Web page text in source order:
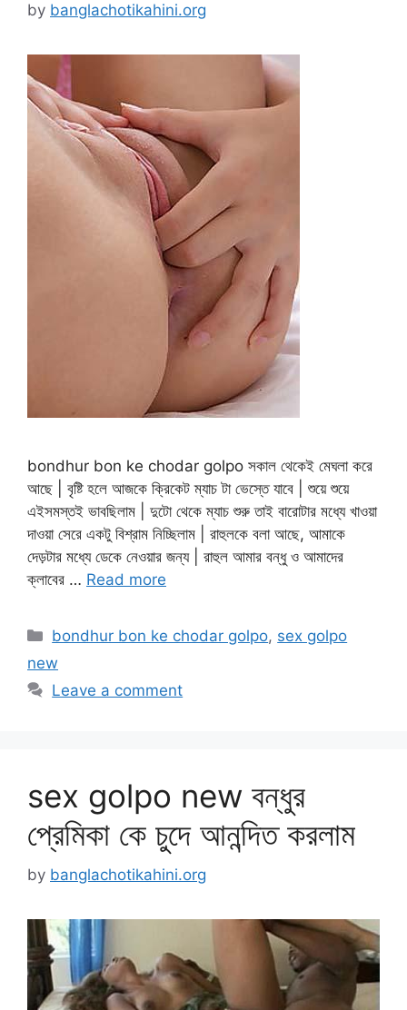
by banglachotikahini.org
bondhur bon ke chodar golpo সকাল থেকেই মেঘলা করে
আছে | বৃষ্টি হলে আজকে ক্রিকেট ম্যাচ টা ভেস্তে যাবে | শুয়ে শুয়ে
এইসমস্তই ভাবছিলাম | দুটো থেকে ম্যাচ শুরু তাই বারোটার মধ্যে খাওয়া
দাওয়া সেরে একটু বিশ্রাম নিচ্ছিলাম | রাহুলকে বলা আছে, আমাকে
দেড়টার মধ্যে ডেকে নেওয়ার জন্য | রাহুল আমার বন্ধু ও আমাদের
ক্লাবের … Read more
Categories
bondhur bon ke chodar golpo, sex golpo
new
Leave a comment
sex golpo new বন্ধুর
প্রে‌মিকা‌ কে চুদে আনন্দিত করলাম
by banglachotikahini.org